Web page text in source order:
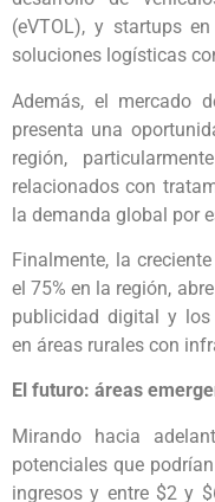
(eVTOL), y startups
soluciones logísticas
Además, el mercado
presenta una
región,
relacionados con
la demanda global por
Finalmente, la
el 75% en la región,
publicidad digital y los
en áreas rurales con
El futuro: áreas
Mirando hacia
potenciales que
ingresos y entre $2 y